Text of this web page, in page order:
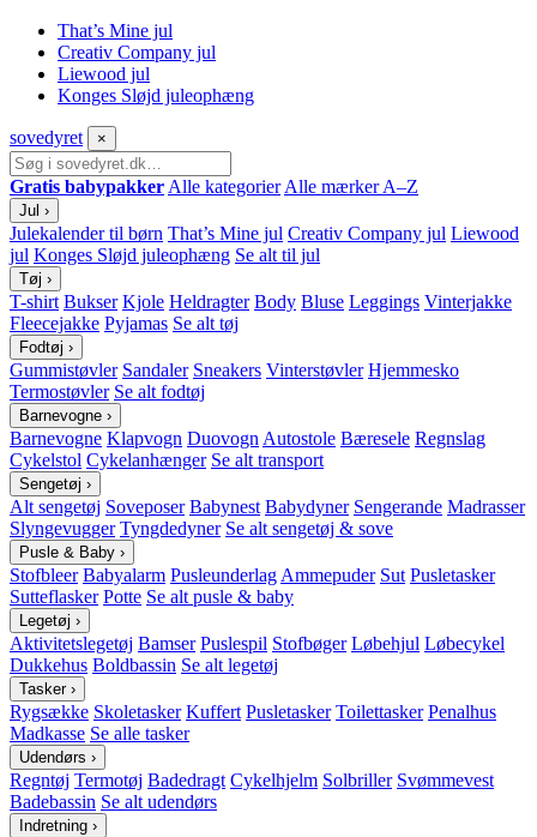
That’s Mine jul
Creativ Company jul
Liewood jul
Konges Sløjd juleophæng
sovedyret ×
Gratis babypakker Alle kategorier Alle mærker A–Z
Jul ›
Julekalender til børn That’s Mine jul Creativ Company jul Liewood
jul Konges Sløjd juleophæng Se alt til jul
Tøj ›
T-shirt Bukser Kjole Heldragter Body Bluse Leggings Vinterjakke
Fleecejakke Pyjamas Se alt tøj
Fodtøj ›
Gummistøvler Sandaler Sneakers Vinterstøvler Hjemmesko
Termostøvler Se alt fodtøj
Barnevogne ›
Barnevogne Klapvogn Duovogn Autostole Bæresele Regnslag
Cykelstol Cykelanhænger Se alt transport
Sengetøj ›
Alt sengetøj Soveposer Babynest Babydyner Sengerande Madrasser
Slyngevugger Tyngdedyner Se alt sengetøj & sove
Pusle & Baby ›
Stofbleer Babyalarm Pusleunderlag Ammepuder Sut Pusletasker
Sutteflasker Potte Se alt pusle & baby
Legetøj ›
Aktivitetslegetøj Bamser Puslespil Stofbøger Løbehjul Løbecykel
Dukkehus Boldbassin Se alt legetøj
Tasker ›
Rygsække Skoletasker Kuffert Pusletasker Toilettasker Penalhus
Madkasse Se alle tasker
Udendørs ›
Regntøj Termotøj Badedragt Cykelhjelm Solbriller Svømmevest
Badebassin Se alt udendørs
Indretning ›